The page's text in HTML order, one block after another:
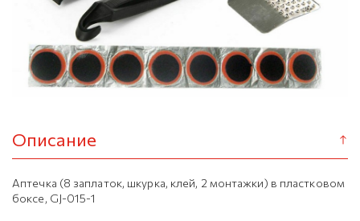
Описание
Аптечка (8 заплаток, шкурка, клей, 2 монтажки) в пластковом
боксе, GJ-015-1